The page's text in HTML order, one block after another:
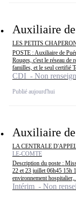
Auxiliaire
LES PETITS
POSTE : Auxiliaire de
Rouges, c'est le réseau de
familles, et le seul certifié
CDI - Non
Publié aujourd'hui
Auxiliaire
LA CENTRALE
LE-COMTE
Description du poste :
22 et 23 juillet 06h45 15h
environnement
Intérim - Non